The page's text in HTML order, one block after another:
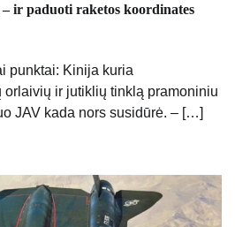
ir paduoti raketos koordinates
punktai: Kinija kuria
ir jutiklių tinklą pramoniniu
JAV kada nors susidūrė. – […]